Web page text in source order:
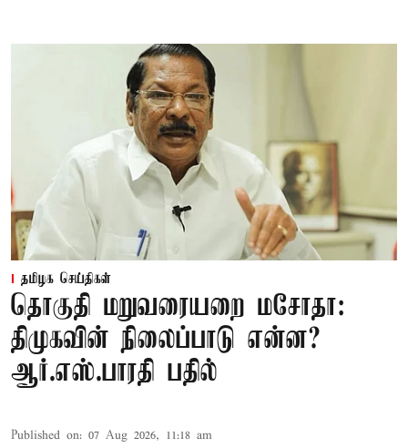
தமிழக செய்திகள்
தொகுதி மறுவரையறை மசோதா:
திமுகவின் நிலைப்பாடு என்ன?
ஆர்.எஸ்.பாரதி பதில்
Published on: 07 Aug 2026, 11:18 am